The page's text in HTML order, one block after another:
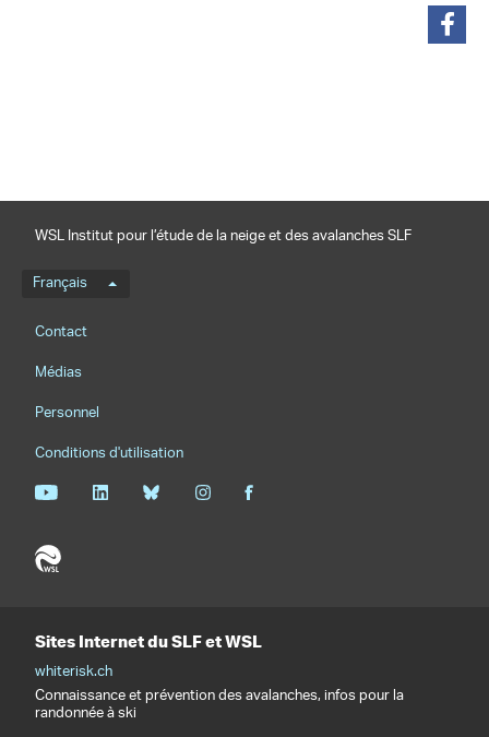
WSL Institut pour l’étude de la neige et des avalanches SLF
Menu de langue
Français
Footernavigation
Contact
Médias
Personnel
Conditions d'utilisation
Sites Internet du SLF et WSL
whiterisk.ch
Connaissance et prévention des avalanches, infos pour la
randonnée à ski